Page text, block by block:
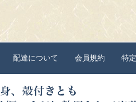
配達について 会員規約 特